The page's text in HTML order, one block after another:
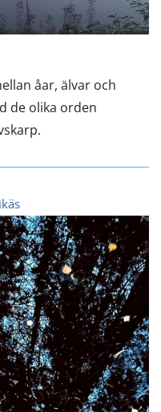
åar, älvar och
de olika orden